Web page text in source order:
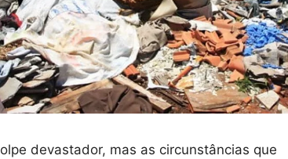
devastador, mas as circunstâncias que